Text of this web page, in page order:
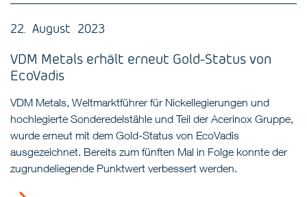
22. August 2023
VDM Metals erhält erneut Gold-Status von
EcoVadis
VDM Metals, Weltmarktführer für Nickellegierungen und
hochlegierte Sonderedelstähle und Teil der Acerinox Gruppe,
wurde erneut mit dem Gold-Status von EcoVadis
ausgezeichnet. Bereits zum fünften Mal in Folge konnte der
zugrundeliegende Punktwert verbessert werden.